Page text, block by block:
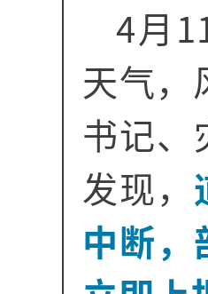
4月
天气，
书记、
发现，
中断